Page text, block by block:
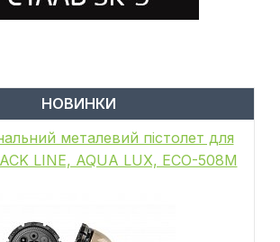
НОВИНКИ
металевий пістолет для
LINE, AQUA LUX, ECO-508M